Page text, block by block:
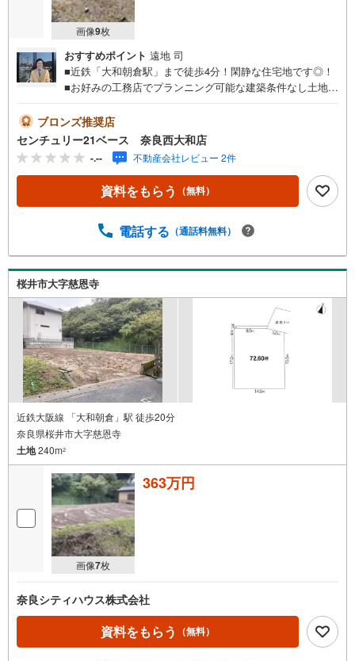
画像9枚
おすすめポイント 遠地 司
■近鉄「大和朝倉駅」まで徒歩4分！閑静な住宅地です◎！
■お好みの工務店でプランニング可能な建築条件なし土地！
わりのお時間でもご見学可！・今から見たい！というお声
にもご対応できます！◇住宅ローンもお任せください！
◇・提携銀行多数あり（地方銀行・都市銀行・信用金庫et
c）・優遇後適用金利 0.875％～（審査内容により異なりま
す）--- ◇◇ Yahoo！不動産キャンペーン対象店舗 ◇◇ ----
当店で物件を成約いただくとPayPayボーナスライトがもら
なります。「資料をもらう」「見学予約をする」からエン
えお問い合わせください。-----------------------------
ブロンズ推奨店
センチュリー21ベース 奈良西大和店
-.-- 不動産会社レビュー 2件
資料をもらう （無料）
電話する （通話料無料）
桜井市大字慈恩寺
近鉄大阪線 「大和朝倉」駅 徒歩20分
奈良県桜井市大字慈恩寺
土地240m2
画像7枚
363万円
奈良シティハウス株式会社
資料をもらう （無料）